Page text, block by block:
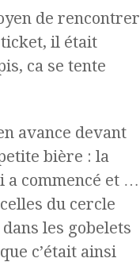
de rencontrer
il était
ca se tente
avance devant
bière : la
a commencé et …
du cercle
les gobelets
c’était ainsi